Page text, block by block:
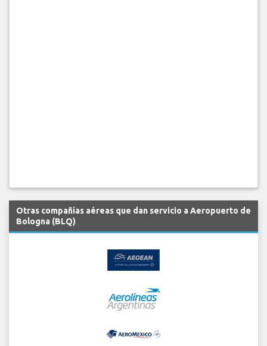
Otras compañías aéreas que dan servicio a Aeropuerto de
Bologna (BLQ)